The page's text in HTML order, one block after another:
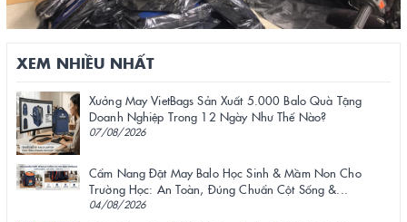
XEM NHIỀU NHẤT
Xưởng May VietBags Sản Xuất 5.000 Balo Quà Tặng
Doanh Nghiệp Trong 12 Ngày Như Thế Nào?
07/08/2026
Cẩm Nang Đặt May Balo Học Sinh & Mầm Non Cho
Trường Học: An Toàn, Đúng Chuẩn Cột Sống &...
04/08/2026